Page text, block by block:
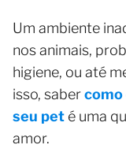
Um ambiente
nos animais,
higiene, ou até
isso, sabercomo
seu pet é uma
amor.